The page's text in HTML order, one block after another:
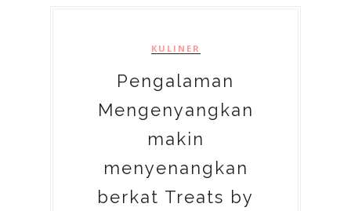
KULINER
Pengalaman
Mengenyangkan
makin
menyenangkan
berkat Treats by